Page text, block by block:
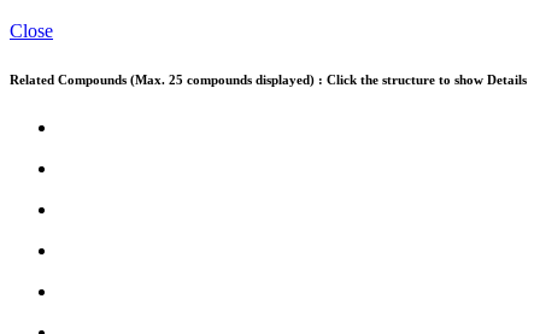
Close
Related Compounds (Max. 25 compounds displayed) : Click the structure to show Details